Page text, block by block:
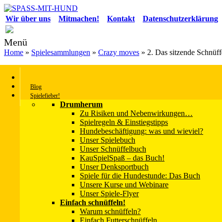
Wir über uns Mitmachen! Kontakt Datenschutzerklärung
Menü
Blog
Spielefieber!
Drumherum
Zu Risiken und Nebenwirkungen…
Spielregeln & Einstiegstipps
Hundebeschäftigung: was und wieviel?
Unser Spielebuch
Unser Schnüffelbuch
KauSpielSpaß – das Buch!
Unser Denksportbuch
Spiele für die Hundestunde: Das Buch
Unsere Kurse und Webinare
Unser Spiele-Flyer
Einfach schnüffeln!
Warum schnüffeln?
Einfach Futterschnüffeln
Home » Spielesammlungen » Crazy moves » 2. Das sitzende
2. Das sitzende Schnüffelmonster
Hier überraschen wir gleich zwei: Unseren Körper mit vielen
Der Hintergrund
Wir alle sitzen viel zu viel in körperlich einander ähnlichen
Beispiel auf den Boden statt auf den Stuhl. Das tun wir hier. Und
Lieblingshobby nachgehen (Schnüffeln) und erleben dabei
Und so geht’s